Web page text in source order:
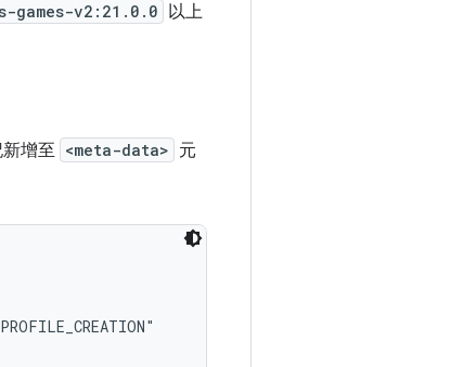
games-v2:21.0.0 以上
增至 <meta-data> 元